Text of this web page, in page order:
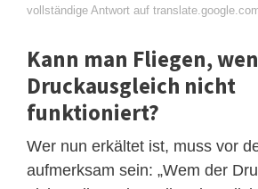
vollständige Antwort auf
Kann man Fliegen,
Druckausgleich nicht
funktioniert?
Wer nun erkältet ist, muss vor
aufmerksam sein: „Wem der